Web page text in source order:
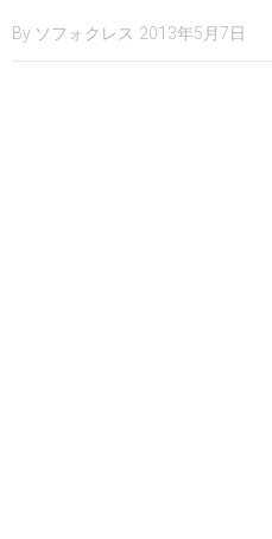
By ソフォクレス 2013年5月7日